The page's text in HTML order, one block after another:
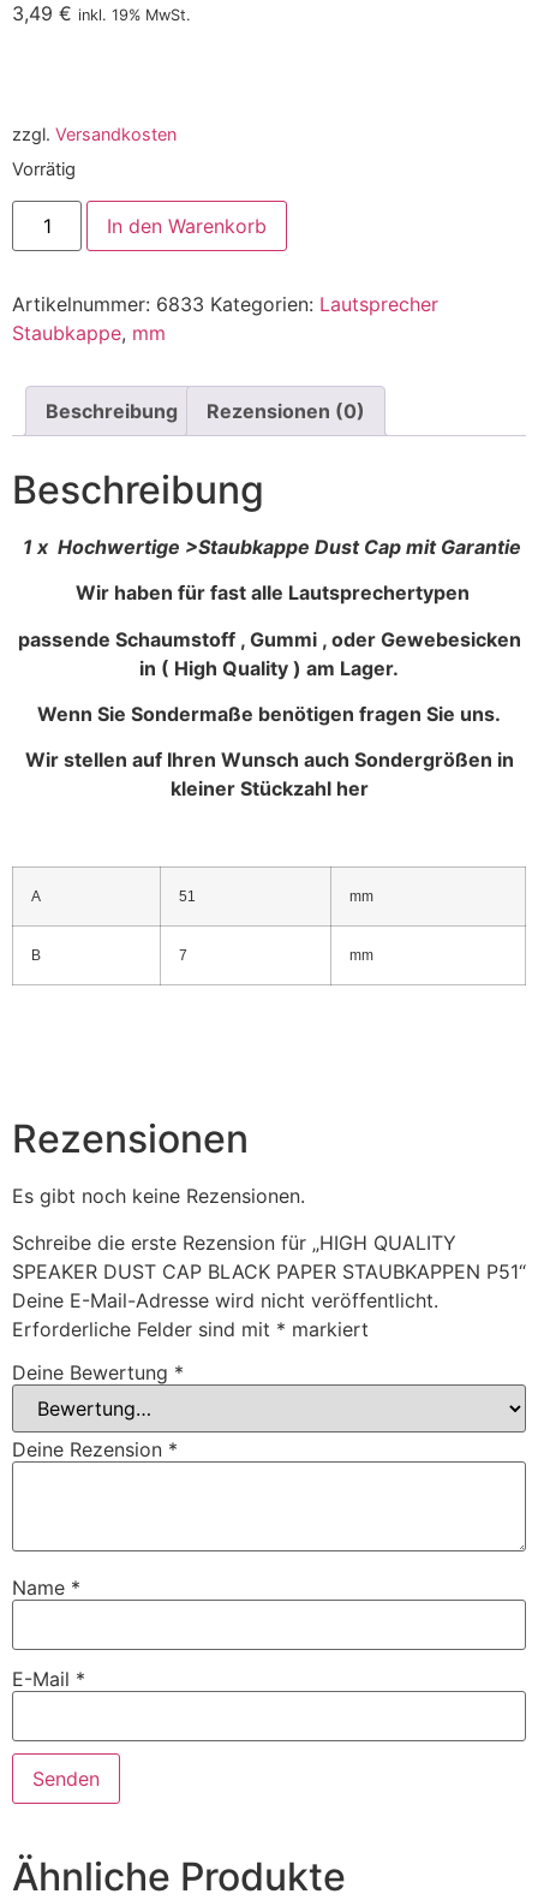
3,49 € inkl. 19% MwSt.
zzgl. Versandkosten
Vorrätig
In den Warenkorb
Artikelnummer: 6833 Kategorien: Lautsprecher
Staubkappe, mm
Beschreibung Rezensionen (0)
Beschreibung
1 x Hochwertige >Staubkappe Dust Cap mit Garantie
Wir haben für fast alle Lautsprechertypen
passende Schaumstoff , Gummi , oder Gewebesicken
in ( High Quality ) am Lager.
Wenn Sie Sondermaße benötigen fragen Sie uns.
Wir stellen auf Ihren Wunsch auch Sondergrößen in
kleiner Stückzahl her
A 51 mm
B 7 mm
Rezensionen
Es gibt noch keine Rezensionen.
Schreibe die erste Rezension für „HIGH QUALITY
SPEAKER DUST CAP BLACK PAPER STAUBKAPPEN P51“
Deine E-Mail-Adresse wird nicht veröffentlicht.
Erforderliche Felder sind mit * markiert
Deine Bewertung *
Deine Rezension *
Name *
E-Mail *
Ähnliche Produkte